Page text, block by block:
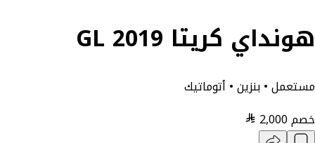
هونداي كريتا GL 2019
مستعمل • بنزين • أتوماتيك
خصم2,000